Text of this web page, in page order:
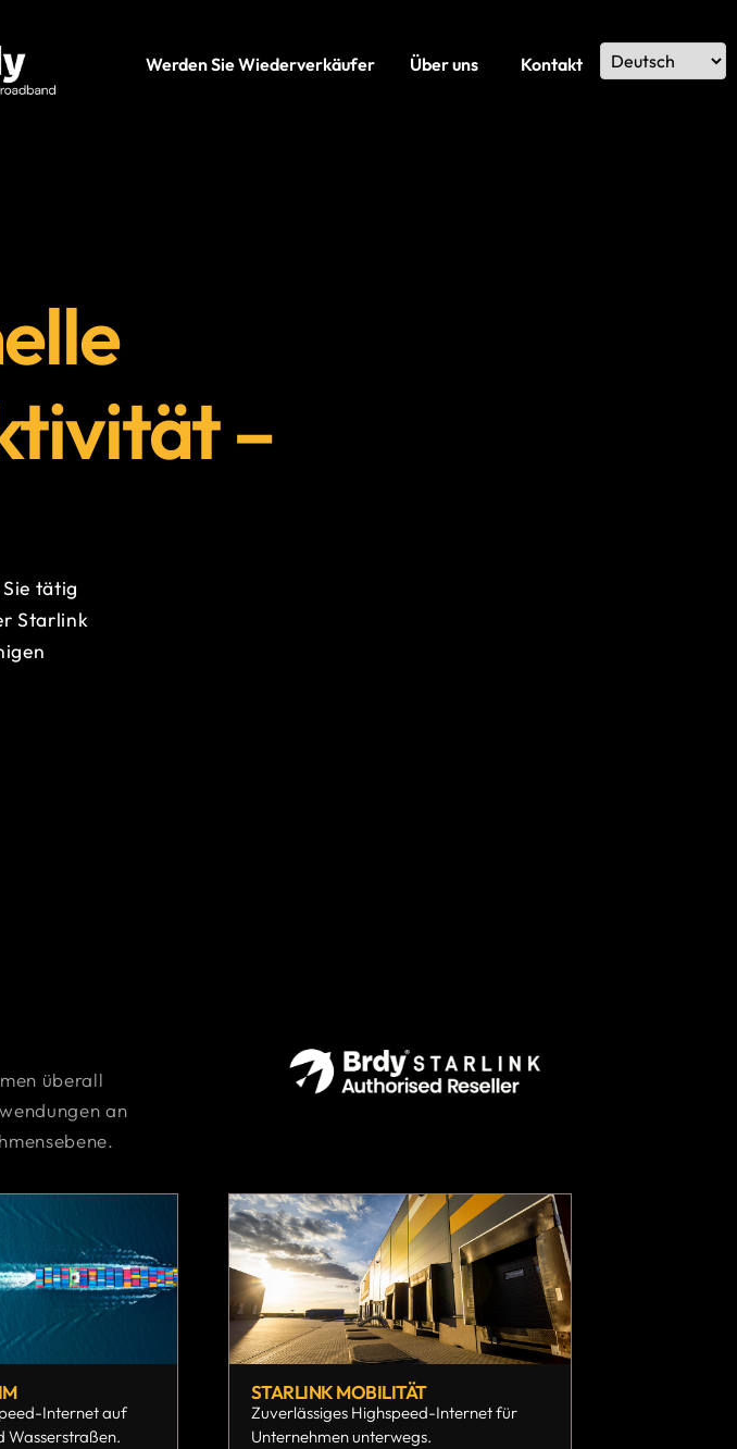
Werden Sie Wiederverkäufer Über uns Kontakt
–
tätig
Starlink
überall
an
Internet auf
Wasserstraßen.
STARLINK MOBILITÄT
Zuverlässiges Highspeed-Internet für
Unternehmen unterwegs.